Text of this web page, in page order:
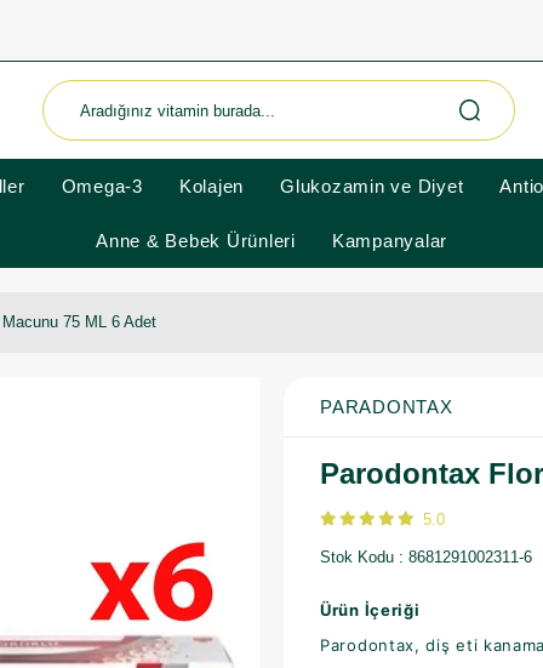
Omega-3 Kolajen Glukozamin ve Diyet
Anne & Bebek Ürünleri Kampanyalar
75 ML 6 Adet
PARADONTAX
Parodontax
5.0
Stok Kodu 8681291002311-6
Ürün İçeriği
Parodontax, diş eti